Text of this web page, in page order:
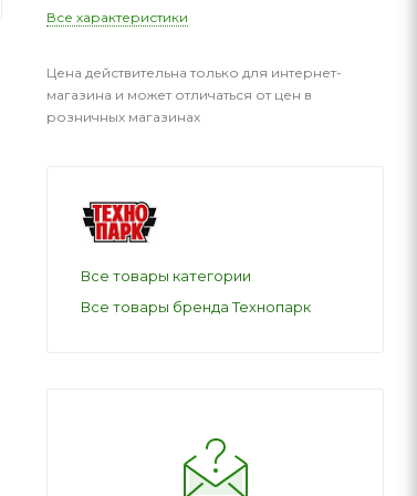
Все характеристики
Цена действительна только для интернет-
магазина и может отличаться от цен в
розничных магазинах
Все товары категории
Все товары бренда Технопарк